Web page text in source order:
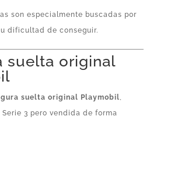
son especialmente buscadas por
dificultad de conseguir.
suelta original
suelta original Playmobil
3 pero vendida de forma